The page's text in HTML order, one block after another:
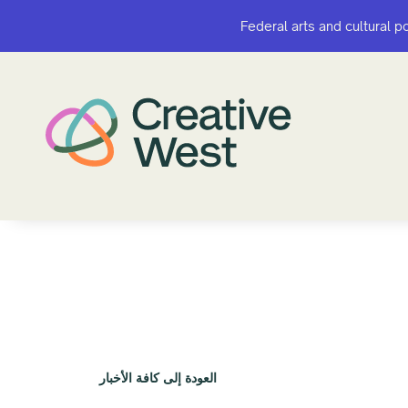
Federal arts and cultural
Federal arts and cultural
العودة إلى كافة الأخبار